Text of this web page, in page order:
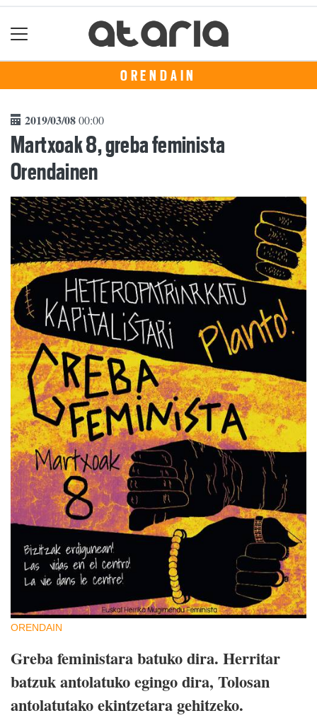
ORENDAIN
2019/03/0800:00
Martxoak 8, greba feminista
Orendainen
ORENDAIN
Greba feministara batuko dira. Herritar
batzuk antolatuko egingo dira, Tolosan
antolatutako ekintzetara gehitzeko.